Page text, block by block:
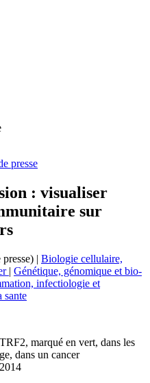
presse
: visualiser
sur
| Biologie cellulaire,
| Génétique, génomique et bio-
infectiologie et
sante
marqué en vert, dans les
dans un cancer